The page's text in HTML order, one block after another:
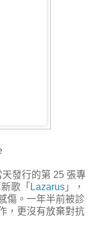
發行的第 25 張專
歌「 Lazarus 」，
傷。一年半前被診
，更沒有放棄對抗